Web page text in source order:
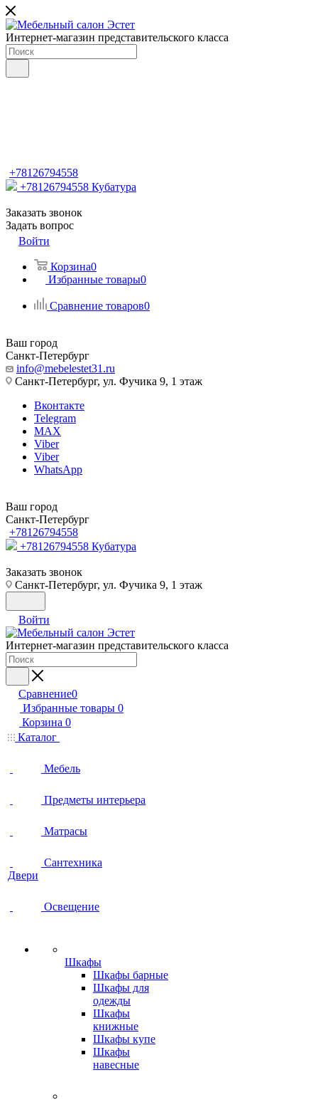
Интернет-магазин представительского класса
+78126794558
+78126794558 Кубатура
Заказать звонок
Задать вопрос
Войти
Корзина0
Избранные товары0
Сравнение товаров0
Ваш город
Санкт-Петербург
info@mebelestet31.ru
Санкт-Петербург, ул. Фучика 9, 1 этаж
Вконтакте
Telegram
MAX
Viber
Viber
WhatsApp
Ваш город
Санкт-Петербург
+78126794558
+78126794558 Кубатура
Заказать звонок
Санкт-Петербург, ул. Фучика 9, 1 этаж
Войти
Интернет-магазин представительского класса
Сравнение0
Избранные товары 0
Корзина 0
Каталог
Мебель
Предметы интерьера
Матрасы
Сантехника
Двери
Освещение
Шкафы
Шкафы барные
Шкафы для
одежды
Шкафы
книжные
Шкафы купе
Шкафы
навесные